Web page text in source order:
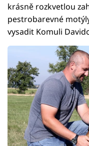
krásně rozkvetlou
pestrobarevné
vysadit Komuli